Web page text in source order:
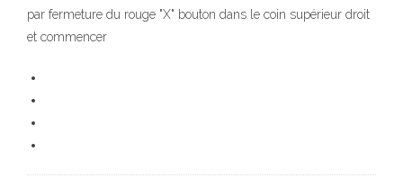
par fermeture du rouge "X" bouton dans le coin supérieur droit
et commencer